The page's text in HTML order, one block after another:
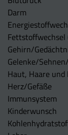
Darm
Fettstoffwechsel
Gehirn/
Gelenke/
Haut, Haare und
Herz/Gefäße
Immunsystem
Kinderwunsch